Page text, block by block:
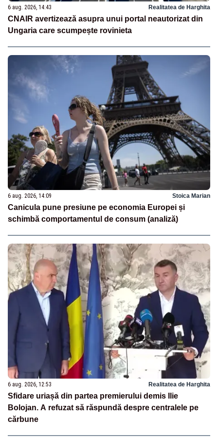
6 aug. 2026, 14:43 Realitatea de Harghita
CNAIR avertizează asupra unui portal neautorizat din
Ungaria care scumpește rovinieta
6 aug. 2026, 14:09 Stoica Marian
Canicula pune presiune pe economia Europei și
schimbă comportamentul de consum (analiză)
6 aug. 2026, 12:53 Realitatea de Harghita
Sfidare uriașă din partea premierului demis Ilie
Bolojan. A refuzat să răspundă despre centralele pe
cărbune